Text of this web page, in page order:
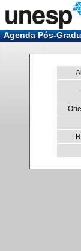
Agenda Pós-